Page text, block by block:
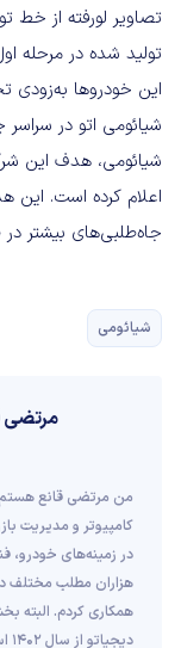
تصاویر لورفته از
این خودروها به‌زودی
شیائومی اتو در
اعلام کرده است.
جاه‌طلبی‌های بیشتر
شیائومی
مرتضی
در زمینه‌های خودرو،
هزاران مطلب مختلف
همکاری کردم. البته
دیجیاتو از سال 1402 است.